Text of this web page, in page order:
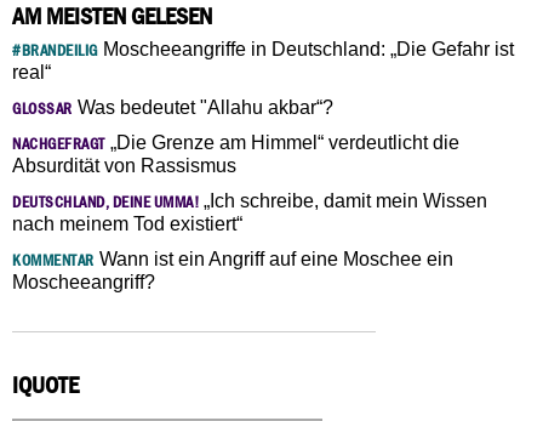
AM MEISTEN GELESEN
#BRANDEILIGMoscheeangriffe in Deutschland: „Die Gefahr ist
real“
GLOSSAR Was bedeutet "Allahu akbar“?
NACHGEFRAGT„Die Grenze am Himmel“ verdeutlicht die
Absurdität von Rassismus
DEUTSCHLAND, DEINE UMMA! „Ich schreibe, damit mein Wissen
nach meinem Tod existiert“
KOMMENTAR Wann ist ein Angriff auf eine Moschee ein
Moscheeangriff?
IQUOTE